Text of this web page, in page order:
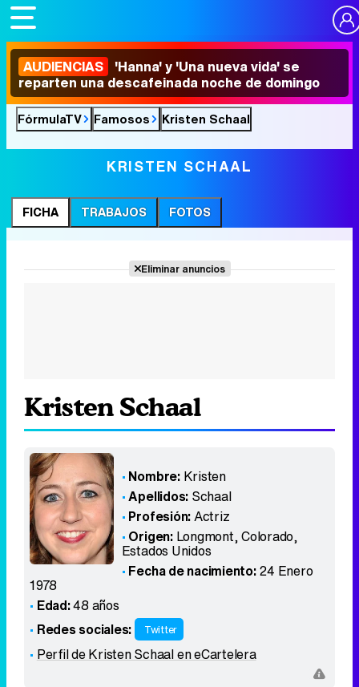
AUDIENCIAS 'Hanna' y 'Una nueva vida' se
reparten una descafeinada noche de domingo
FórmulaTV Famosos Kristen Schaal
KRISTEN SCHAAL
FICHA TRABAJOS FOTOS
Eliminar anuncios
Kristen Schaal
Nombre: Kristen
Apellidos: Schaal
Profesión:Actriz
Origen: Longmont, Colorado,
Estados Unidos
Fecha de nacimiento:24 Enero
1978
Edad:48 años
Redes sociales:
Twitter
Perfil de Kristen Schaal en eCartelera